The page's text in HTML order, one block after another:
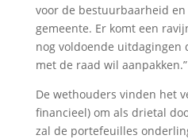
voor de bestuurbaarheid
gemeente. Er komt een
nog voldoende uitdagingen
met de raad wil aanpakken.”
De wethouders vinden het
financieel) om als drietal
zal de portefeuilles